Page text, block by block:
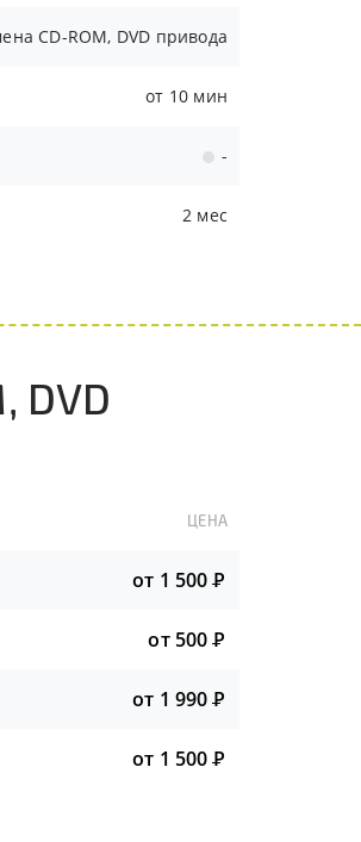
CD-ROM, DVD привода
от 10 мин
-
2 мес
DVD
ЦЕНА
от 1 500Р
от 500Р
от 1 990Р
от 1 500Р